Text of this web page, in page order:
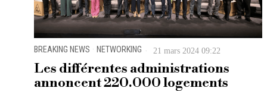
BREAKING NEWS · NETWORKING 21 mars 2024 09:22
Les différentes administrations
annoncent 220.000 logements